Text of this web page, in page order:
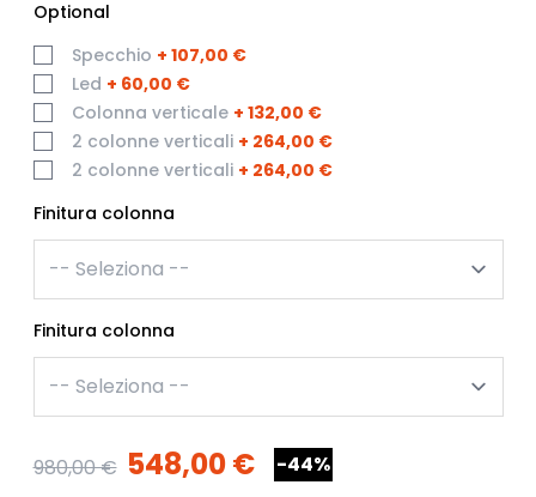
Optional
Specchio + 107,00 €
Led + 60,00 €
Colonna verticale + 132,00 €
2 colonne verticali + 264,00 €
2 colonne verticali + 264,00 €
Finitura colonna
Finitura colonna
980,00 € 548,00 € -44%